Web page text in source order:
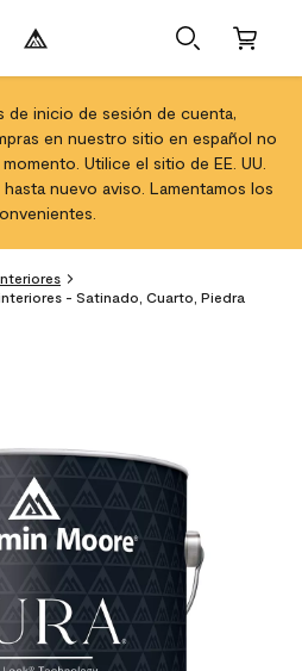
de inicio de sesión de cuenta,
en nuestro sitio en español no
Utilice el sitio de EE. UU.
nuevo aviso. Lamentamos los
- Satinado, Cuarto, Piedra